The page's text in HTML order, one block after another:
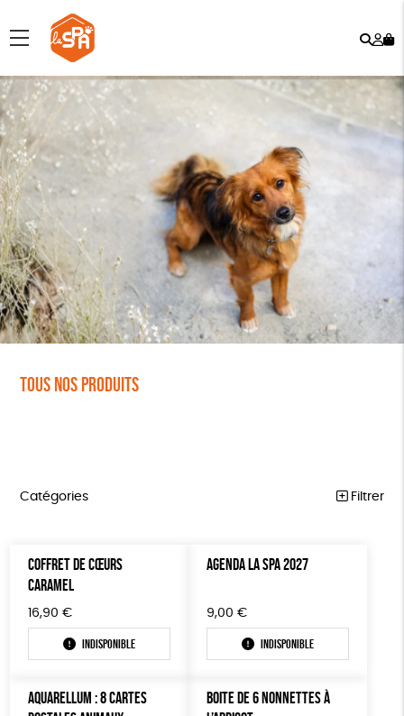
menu
Tous nos produits
Catégories Filtrer
ANIMAUX
MAISON
Par défaut
Nouveauté
Prix : du - cher au + cher
Prix
0 € - 50 €
50 € - 100 €
150 € - 200 €
Couleur
Mots clés
COFFRET DE CŒURS
CARAMEL
16,90 €
Indisponible
AGENDA LA SPA 2027
9,00 €
Indisponible
AQUARELLUM : 8 CARTES
BOITE DE 6 NONNETTES À